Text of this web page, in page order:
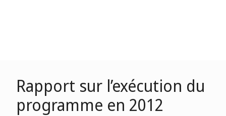
Rapport sur l’exécution du
programme en 2012